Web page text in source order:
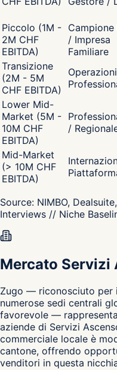
Piccolo (1M -
2M CHF
EBITDA)
/ Impresa
Familiare
Transizione
(2M - 5M
CHF EBITDA)
Operazioni
Lower Mid-
Market (5M -
10M CHF
EBITDA)
/
Mid-Market
(> 10M CHF
EBITDA)
Source: NIMBO,
Interviews // Niche
Mercato Servizi
Zugo — riconosciuto per
numerose sedi centrali
favorevole —
aziende di Servizi
commerciale locale è
cantone, offrendo
venditori in questa